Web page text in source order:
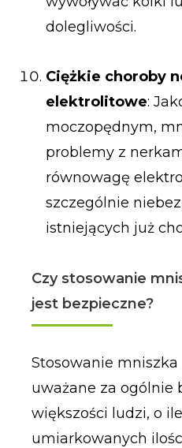
dolegliwości.
Ciężkie choroby
elektrolitowe:
moczopędnym,
problemy z
równowagę
szczególnie
istniejących już
Czy stosowanie
jest bezpieczne?
Stosowanie
uważane za ogólnie
większości ludzi, o
umiarkowanych